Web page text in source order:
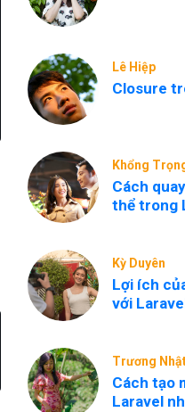
Lê Hiệp
Closure
Khổng
Cách
thể trong
Kỳ Duyên
Lợi ích
với
Trương
Cách tạo
Laravel